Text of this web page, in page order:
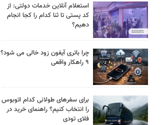
استعلام آنلاین خدمات دولتی: از
کد پستی تا ثنا کدام را کجا انجام
دهیم؟
چرا باتری آیفون زود خالی می شود؟
۹ راهکار واقعی
برای سفرهای طولانی کدام اتوبوس
را انتخاب کنیم؟ راهنمای خرید در
فلای تودی